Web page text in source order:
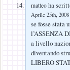
matteo ha
Aprile 25th,
se fosse stata
l’ASSENZA
a livello
diventando
LIBERO